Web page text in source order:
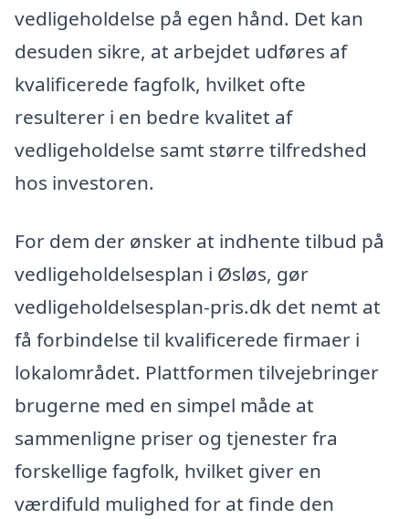
vedligeholdelse på egen hånd. Det kan
desuden sikre, at arbejdet udføres af
kvalificerede fagfolk, hvilket ofte
resulterer i en bedre kvalitet af
vedligeholdelse samt større tilfredshed
hos investoren.
For dem der ønsker at indhente tilbud på
vedligeholdelsesplan i Øsløs, gør
vedligeholdelsesplan-pris.dk det nemt at
få forbindelse til kvalificerede firmaer i
lokalområdet. Plattformen tilvejebringer
brugerne med en simpel måde at
sammenligne priser og tjenester fra
forskellige fagfolk, hvilket giver en
værdifuld mulighed for at finde den